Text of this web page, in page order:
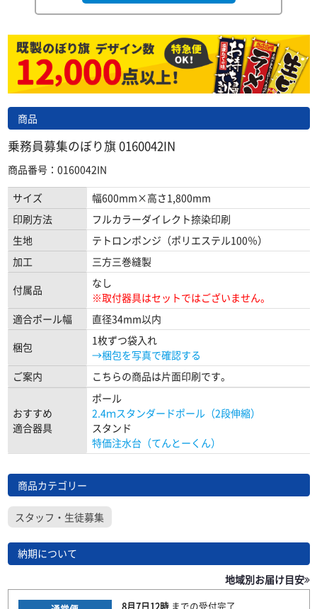
商品
乗務員募集のぼり旗 0160042IN
商品番号：0160042IN
サイズ
幅600mm×高さ1,800mm
印刷方法
フルカラーダイレクト捺染印刷
生地
テトロンポンジ（ポリエステル100％）
加工
三方三巻縫製
付属品
なし
※取付器具はセットではございません。
適合ポール幅
直径34mm以内
梱包
1枚ずつ袋入れ
→梱包を写真で確認する
ご案内
こちらの商品は片面印刷です。
おすすめ
適合器具
ポール
2.4ｍスタンダードポール（2段伸縮）
スタンド
特価注水台（てんとーくん）
商品カテゴリー
スタッフ・生徒募集
納期について
地域別お届け目安
8月7日12時までの受付完了